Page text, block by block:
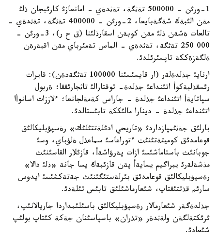
1-ورئن - 500000 تةثگة، تةثدةي - امانعازئ كارئبجان ذلئ
مةن الئبةك شةگةبايعا، 2-ورئن - 400000 تةثگة، تةثدةي -
تالعات ةشةن ذلئ مةن كوبةن اسقارذلئنا (ق ح ر)، 3-ورئن -
000 250 تةثگة، تةثدةي - الماس تةمئرباي مةن اقبةرةن
ةلگةزةككة تاپسئرئلدئ.
ارنايئ جذلدةلةر (ار قايسئسئنا 100000 تةثگةدةن): قايرات
رئسقذلبةكوأ اتئنداعئ جذلدة- توقتارالئ تاثجارئققا؛ ةربول
سپاتايةأ اتئنداعئ جذلدة - جاراس كةمةلجانعا؛ ءلاززات اسانوأا
اتئنداعئ جذلدة - دينارا مالئككة تابئستالدئ.
بارلئق جةثئمپازداردئ «تاريحي ادئلةتتئلئك» رةسپؤبليكالئق
قوعامدئق كوميتةتئنئث ءتوراعاسئ سماعذل ةلؤباي، وسئ
جوبانئث باستاماشئسئ ازات پةرؤاشةأ، قازئلار القاسئنئث
مذشةلةرئ يبراگيم يسايةأ پةن قازئبةك يسا جانة «ذلئ دالا»
رةسپؤبليكالئق قوعامدئق بئرلةستئگئنئث جةتةكشئسئ ايدوس
سارئم قذتتئقتاپ، شئعارماشئلئق تابئس تئلةدئ.
جذلدةگةر شئعارمالار رةسپؤبليكالئق باسئلئمداردا جاريالانئپ،
ئرئكتةلگةن ولةثدةر «تذران» باسپاسئنان جةكة كئتاپ بولئپ
شئعادئ.